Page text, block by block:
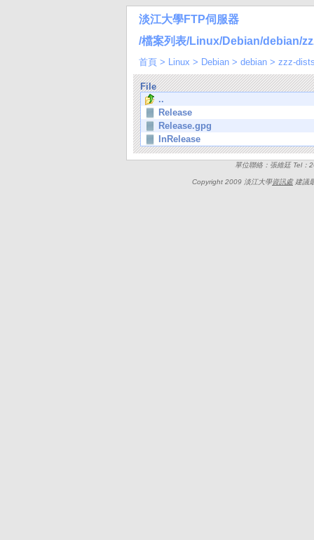
淡江大學FTP伺服器
/檔案列表/Linux/Debian/debian/
首頁 > Linux > Debian > debian > zzz-
File
..
Release
Release.gpg
InRelease
單位聯絡：張維廷 Tel
Copyright 2009 淡江大學資訊處建議